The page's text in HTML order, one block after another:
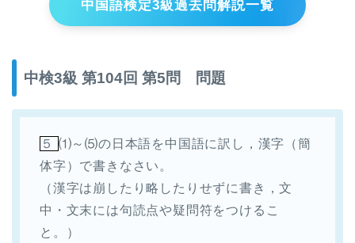
中国語検定3級過去問解説一覧
中検3級 第104回 第5問 問題
５ ⑴～⑸の日本語を中国語に訳し，漢字（簡
体字）で書きなさい。
（漢字は崩したり略したりせずに書き，文
中・文末には句読点や疑問符をつけるこ
と。）